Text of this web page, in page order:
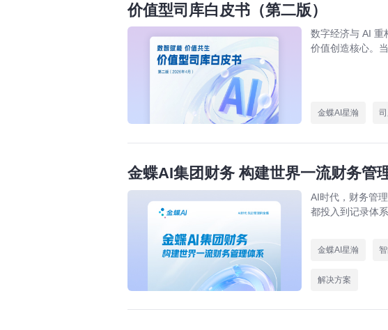
价值型司库白皮书（第二版）
数字经济与 AI 重
价值创造核心。
为企业搭建世界
金蝶AI星瀚
金蝶AI集团财务 构建世界一流财务管
AI时代，财务管
都投入到记录体
造远超过去的价
金蝶AI星瀚
解决方案